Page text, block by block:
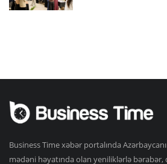
Business Time xəbər portalında
mədəni həyatında olan yeniliklərlə bərabər,